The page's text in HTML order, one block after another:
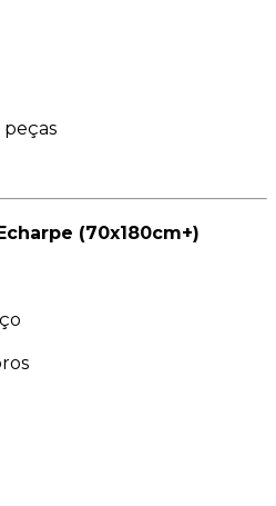
peças
(70x180cm+)